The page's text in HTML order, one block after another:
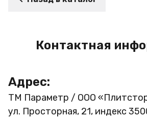
Контактная
Адрес:
ТМ Параметр / ООО
ул. Просторная, 21, индекс